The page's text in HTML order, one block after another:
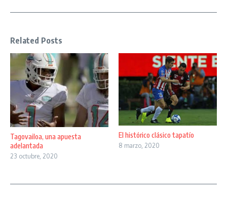
Related Posts
Tagovailoa, una apuesta
adelantada
23 octubre, 2020
El histórico clásico tapatío
8 marzo, 2020